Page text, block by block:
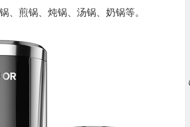
、煎锅、炖锅、汤锅、奶锅等。